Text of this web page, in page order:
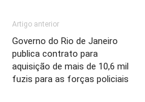
Artigo anterior
Governo do Rio de Janeiro
publica contrato para
aquisição de mais de 10,6 mil
fuzis para as forças policiais